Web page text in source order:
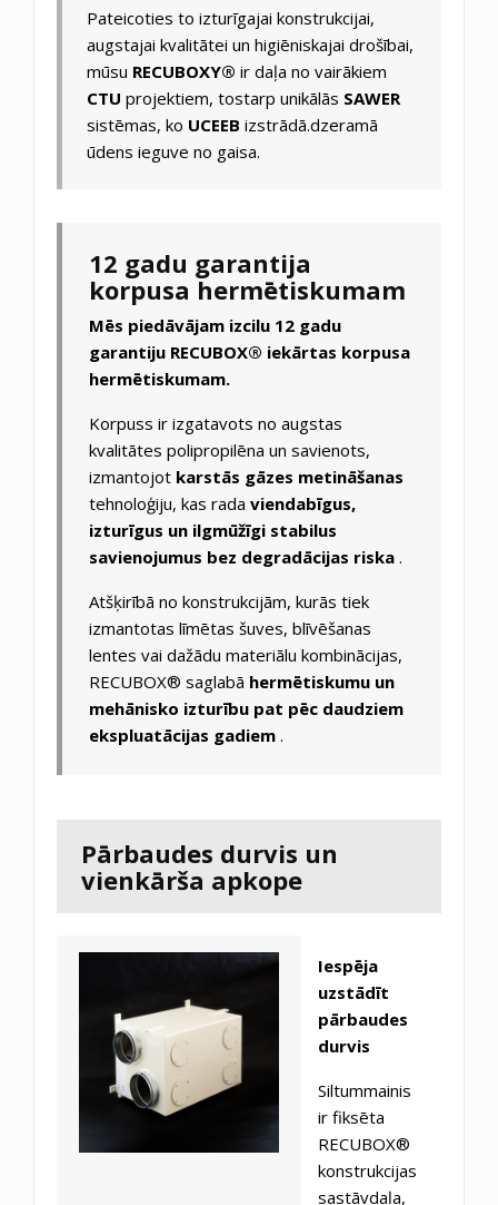
Pateicoties to izturīgajai konstrukcijai,
augstajai kvalitātei un higiēniskajai drošībai,
mūsu RECUBOXY® ir daļa no vairākiem
CTU projektiem, tostarp unikālās SAWER
sistēmas, ko UCEEB izstrādā.dzeramā
ūdens ieguve no gaisa.
12 gadu garantija
korpusa hermētiskumam
Mēs piedāvājam izcilu 12 gadu
garantiju RECUBOX® iekārtas korpusa
hermētiskumam.
Korpuss ir izgatavots no augstas
kvalitātes polipropilēna un savienots,
izmantojot karstās gāzes metināšanas
tehnoloģiju, kas rada viendabīgus,
izturīgus un ilgmūžīgi stabilus
savienojumus bez degradācijas riska .
Atšķirībā no konstrukcijām, kurās tiek
izmantotas līmētas šuves, blīvēšanas
lentes vai dažādu materiālu kombinācijas,
RECUBOX® saglabā hermētiskumu un
mehānisko izturību pat pēc daudziem
ekspluatācijas gadiem .
Pārbaudes durvis un
vienkārša apkope
Iespēja
uzstādīt
pārbaudes
durvis
Siltummainis
ir fiksēta
RECUBOX®
konstrukcijas
sastāvdaļa,